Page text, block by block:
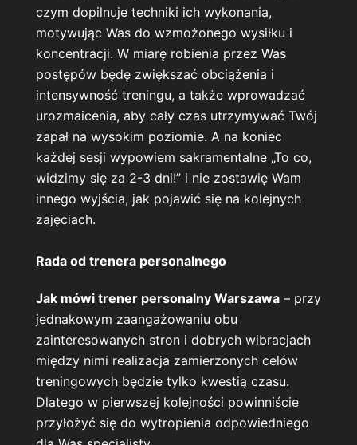
czym dopilnuje techniki ich wykonania,
motywując Was do wzmożonego wysiłku i
koncentracji. W miarę robienia przez Was
postępów będę zwiększać obciążenia i
intensywność treningu, a także wprowadzać
urozmaicenia, aby cały czas utrzymywać Twój
zapał na wysokim poziomie. A na koniec
każdej sesji wypowiem sakramentalne „To co,
widzimy się za 2-3 dni!” i nie zostawię Wam
innego wyjścia, jak pojawić się na kolejnych
zajęciach.
Rada od trenera personalnego
Jak mówi trener personalny Warszawa– przy
jednakowym zaangażowaniu obu
zainteresowanych stron i dobrych wibracjach
między nimi realizacja zamierzonych celów
treningowych będzie tylko kwestią czasu.
Dlatego w pierwszej kolejności powinniście
przyłożyć się do wytropienia odpowiedniego